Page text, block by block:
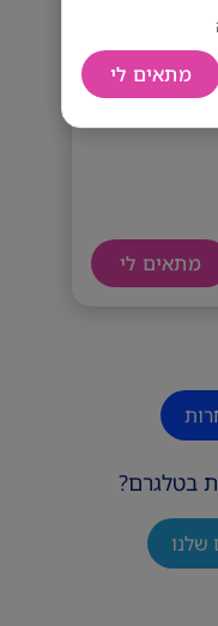
מתאים לי
מתאים לי
בטלגרם?
שלנו